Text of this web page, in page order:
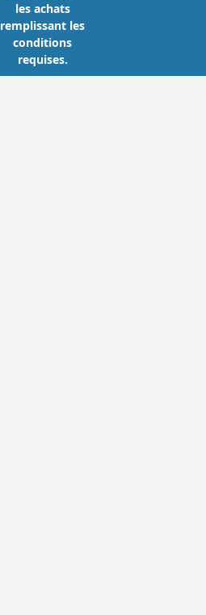
les achats
remplissant les
conditions
requises.